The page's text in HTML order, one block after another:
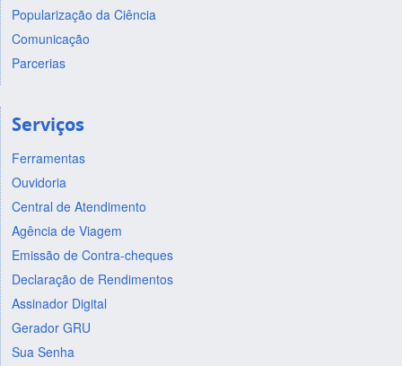
Popularização da Ciência
Comunicação
Parcerias
Serviços
Ferramentas
Ouvidoria
Central de Atendimento
Agência de Viagem
Emissão de Contra-cheques
Declaração de Rendimentos
Assinador Digital
Gerador GRU
Sua Senha